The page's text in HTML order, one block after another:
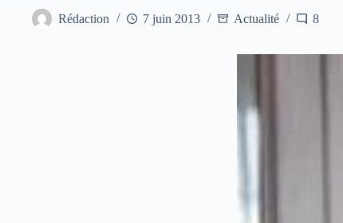
Rédaction 7 juin 2013 Actualité 8